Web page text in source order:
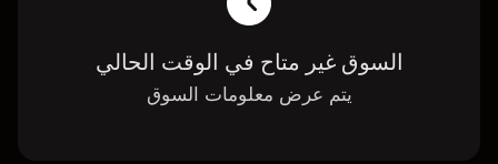
السوق غير متاح في الوقت الحالي
يتم عرض معلومات السوق